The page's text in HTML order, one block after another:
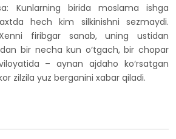
Kunlarning birida moslama ishga
hech kim silkinishni sezmaydi.
firibgar sanab, uning ustidan
bir necha kun o‘tgach, bir chopar
– aynan ajdaho ko‘rsatgan
zilzila yuz berganini xabar qiladi.